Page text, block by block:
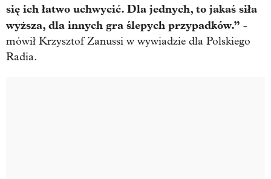
się ich łatwo uchwycić. Dla jednych, to jakaś siła
wyższa, dla innych gra ślepych przypadków.” -
mówił Krzysztof Zanussi w wywiadzie dla Polskiego
Radia.